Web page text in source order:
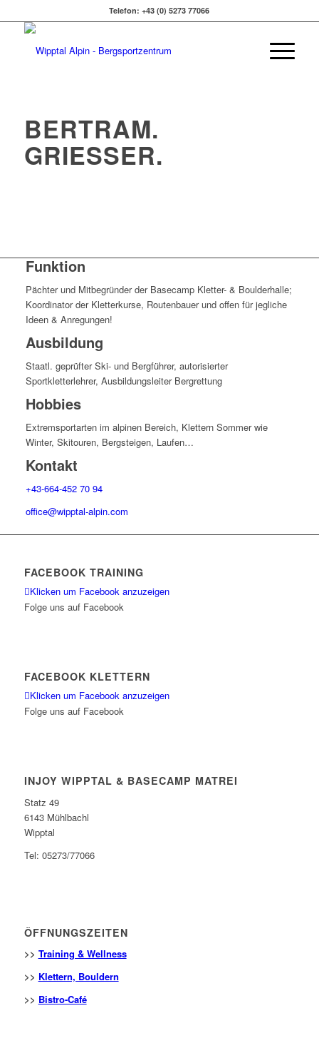
Telefon: +43 (0) 5273 77066
BERTRAM.
GRIESSER.
Funktion
Pächter und Mitbegründer der Basecamp Kletter- & Boulderhalle;
Koordinator der Kletterkurse, Routenbauer und offen für jegliche
Ideen & Anregungen!
Ausbildung
Staatl. geprüfter Ski- und Bergführer, autorisierter
Sportkletterlehrer, Ausbildungsleiter Bergrettung
Hobbies
Extremsportarten im alpinen Bereich, Klettern Sommer wie
Winter, Skitouren, Bergsteigen, Laufen…
Kontakt
+43-664-452 70 94
office@wipptal-alpin.com
FACEBOOK TRAINING
Klicken um Facebook anzuzeigen
Folge uns auf Facebook
FACEBOOK KLETTERN
Klicken um Facebook anzuzeigen
Folge uns auf Facebook
INJOY WIPPTAL & BASECAMP MATREI
Statz 49
6143 Mühlbachl
Wipptal
Tel: 05273/77066
ÖFFNUNGSZEITEN
>> Training & Wellness
>> Klettern, Bouldern
>> Bistro-Café